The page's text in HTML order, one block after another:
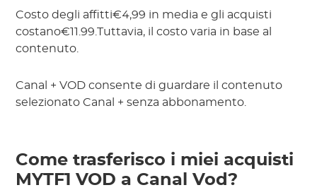
Costo degli affitti€4,99 in media e gli acquisti
costano€11.99.Tuttavia, il costo varia in base al
contenuto.
Canal + VOD consente di guardare il contenuto
selezionato Canal + senza abbonamento.
Come trasferisco i miei acquisti
MYTF1 VOD a Canal Vod?